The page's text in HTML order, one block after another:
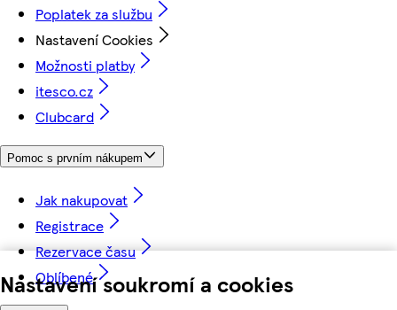
Nastavení soukromí a cookies
Poplatek za službu
Nastavení Cookies
Možnosti platby
itesco.cz
Clubcard
Pomoc s prvním nákupem
Jak nakupovat
Registrace
Rezervace času
Oblíbené